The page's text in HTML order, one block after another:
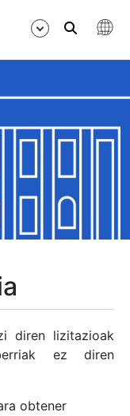
diren lizitazioak
ez diren
obtener